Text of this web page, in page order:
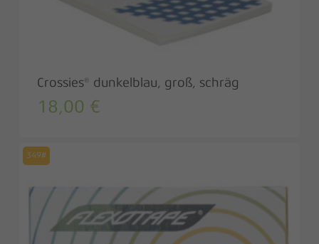
Crossies® dunkelblau, groß, schräg
18,00 €
349#